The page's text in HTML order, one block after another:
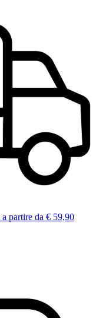
a partire da € 59,90